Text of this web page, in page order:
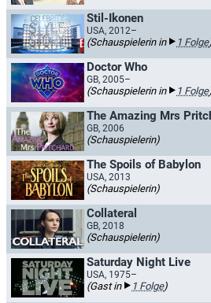
Stil-Ikonen
USA, 2012–
(Schauspielerin in 1 Folge
Doctor Who
GB, 2005–
(Schauspielerin in 1 Folge
The Amazing Mrs
GB, 2006
(Schauspielerin)
The Spoils of Babylon
USA, 2013
(Schauspielerin)
Collateral
GB, 2018
(Schauspielerin)
Saturday Night Live
USA, 1975–
(Gast in 1 Folge)